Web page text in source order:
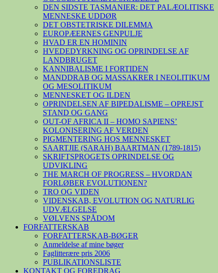
DEN SIDSTE TASMANIER: DET PALÆOLITISKE
MENNESKE UDDØR
DET OBSTETRISKE DILEMMA
EUROPÆERNES GENPULJE
HVAD ER EN HOMININ
HVEDEDYRKNING OG OPRINDELSE AF
LANDBRUGET
KANNIBALISME I FORTIDEN
MANDDRAB OG MASSAKRER I NEOLITIKUM
OG MESOLITIKUM
MENNESKET OG ILDEN
OPRINDELSEN AF BIPEDALISME – OPREJST
STAND OG GANG
OUT-OF AFRICA II – HOMO SAPIENS’
KOLONISERING AF VERDEN
PIGMENTERING HOS MENNESKET
SAARTJIE (SARAH) BAARTMAN (1789-1815)
SKRIFTSPROGETS OPRINDELSE OG
UDVIKLING
THE MARCH OF PROGRESS – HVORDAN
FORLØBER EVOLUTIONEN?
TRO OG VIDEN
VIDENSKAB, EVOLUTION OG NATURLIG
UDVÆLGELSE
VØLVENS SPÅDOM
FORFATTERSKAB
FORFATTERSKAB-BØGER
Anmeldelse af mine bøger
Faglitterære pris 2006
PUBLIKATIONSLISTE
KONTAKT OG FOREDRAG